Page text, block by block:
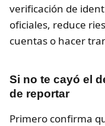
verificación de
oficiales, reduce
cuentas o hacer
Si no te cayó el
de reportar
Primero confirma